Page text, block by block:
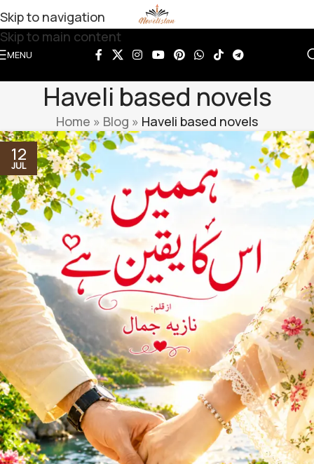
Skip to navigation
Skip to main content
MENU
Haveli based novels
Home » Blog » Haveli based novels
12
JUL